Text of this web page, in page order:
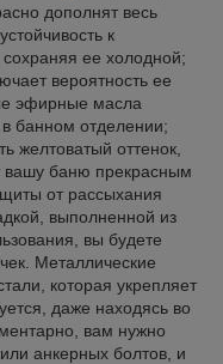
дополнят весь
к
ее холодной;
вероятность ее
эфирные масла
банном отделении;
желтоватый оттенок,
вашу баню прекрасным
от рассыхания
выполненной из
вы будете
Металлические
которая укрепляет
даже находясь во
вам нужно
анкерных болтов, и